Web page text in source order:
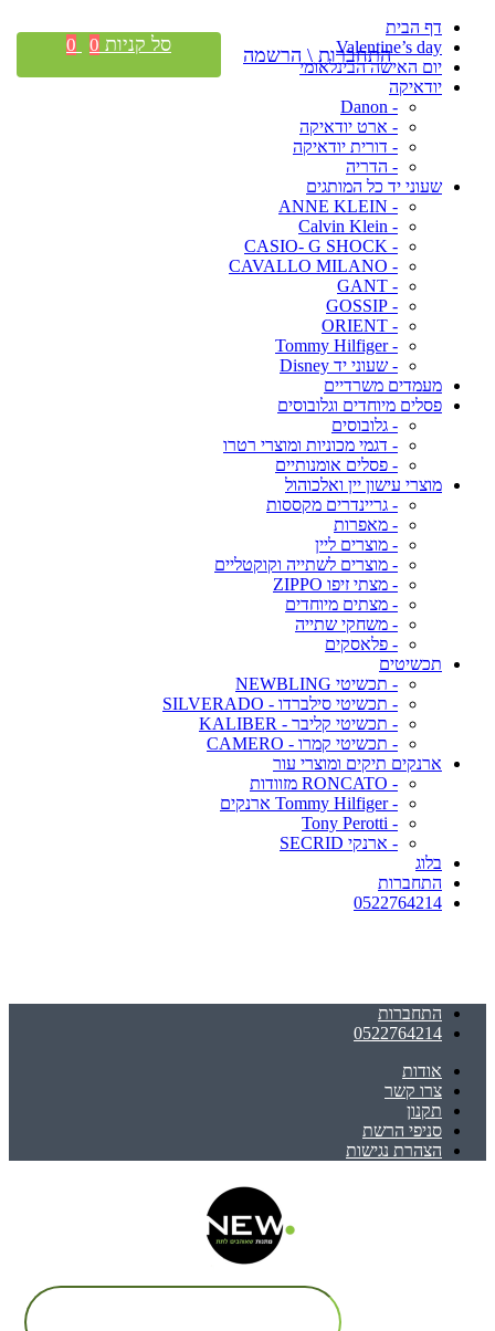
דף הבית
Valentine’s day
יום האישה הבינלאומי
יודאיקה
- Danon
- ארט יודאיקה
- דורית יודאיקה
- הדריה
שעוני יד כל המותגים
- ANNE KLEIN
- Calvin Klein
- CASIO- G SHOCK
- CAVALLO MILANO
- GANT
- GOSSIP
- ORIENT
- Tommy Hilfiger
- שעוני יד Disney
מעמדים משרדיים
פסלים מיוחדים וגלובוסים
- גלובוסים
- דגמי מכוניות ומוצרי רטרו
- פסלים אומנותיים
מוצרי עישון יין ואלכוהול
- גריינדרים מקססות
- מאפרות
- מוצרים ליין
- מוצרים לשתייה וקוקטליים
- מצתי זיפו ZIPPO
- מצתים מיוחדים
- משחקי שתייה
- פלאסקים
תכשיטים
- תכשיטי NEWBLING
- תכשיטי סילברדו - SILVERADO
- תכשיטי קליבר - KALIBER
- תכשיטי קמרו - CAMERO
ארנקים תיקים ומוצרי עור
- RONCATO מזוודות
- Tommy Hilfiger ארנקים
- Tony Perotti
- ארנקי SECRID
בלוג
התחברות
0522764214
התחברות
0522764214
אודות
צרו קשר
תקנון
סניפי הרשת
הצהרת נגישות
התחברות \ הרשמה סל קניות 0
0